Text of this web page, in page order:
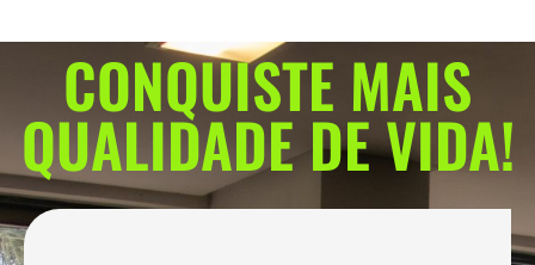
CONQUISTE MAIS
QUALIDADE DE VIDA!